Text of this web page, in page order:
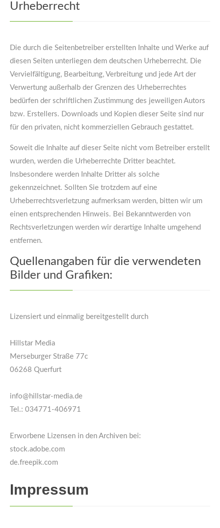
Urheberrecht
Die durch die Seitenbetreiber erstellten Inhalte und Werke auf
diesen Seiten unterliegen dem deutschen Urheberrecht. Die
Vervielfältigung, Bearbeitung, Verbreitung und jede Art der
Verwertung außerhalb der Grenzen des Urheberrechtes
bedürfen der schriftlichen Zustimmung des jeweiligen Autors
bzw. Erstellers. Downloads und Kopien dieser Seite sind nur
für den privaten, nicht kommerziellen Gebrauch gestattet.
Soweit die Inhalte auf dieser Seite nicht vom Betreiber erstellt
wurden, werden die Urheberrechte Dritter beachtet.
Insbesondere werden Inhalte Dritter als solche
gekennzeichnet. Sollten Sie trotzdem auf eine
Urheberrechtsverletzung aufmerksam werden, bitten wir um
einen entsprechenden Hinweis. Bei Bekanntwerden von
Rechtsverletzungen werden wir derartige Inhalte umgehend
entfernen.
Quellenangaben für die verwendeten
Bilder und Grafiken:
Lizensiert und einmalig bereitgestellt durch
Hillstar Media
Merseburger Straße 77c
06268 Querfurt
info@hillstar-media.de
Tel.: 034771-406971
Erworbene Lizensen in den Archiven bei:
stock.adobe.com
de.freepik.com
Impressum